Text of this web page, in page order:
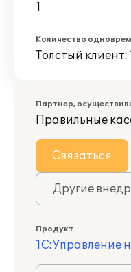
1
Количество
Толстый клиент:
Партнер,
Правильные
Связаться
Другие
Продукт
1С:Управление